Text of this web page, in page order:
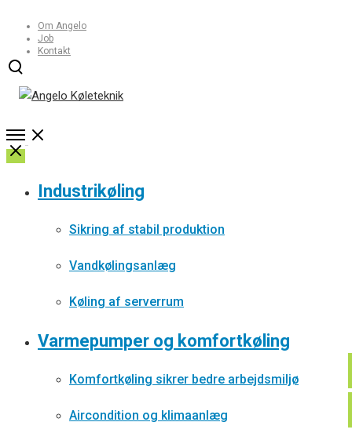
Om Angelo
Job
Kontakt
Open
Søg
modal
Menu
Close
Industrikøling
Sikring af stabil produktion
Vandkølingsanlæg
Køling af serverrum
Varmepumper og komfortkøling
Komfortkøling sikrer bedre arbejdsmiljø
Aircondition og klimaanlæg